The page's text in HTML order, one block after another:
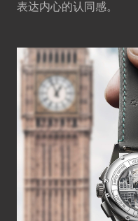
表达内心的认同感。